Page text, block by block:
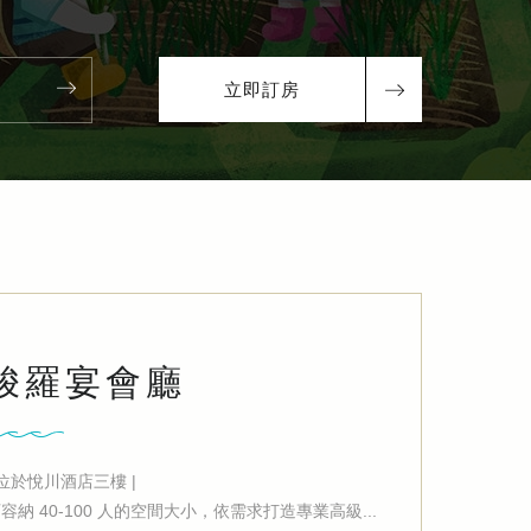
立即訂房
羅宴會廳
於悅川酒店三樓 |
納 40-100 人的空間大小，依需求打造專業高級...